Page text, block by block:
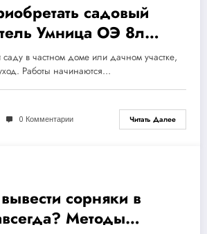
садовый
Умница ОЭ 8л
саду в частном доме или дачном участке,
Работы начинаются…
0 Комментарии Читать Далее
сорняки в
Методы